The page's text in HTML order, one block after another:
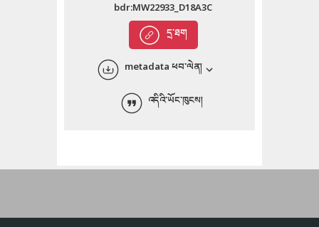
English
ភាសាខ្មែរ
དྲ་ཐག
bdr:MW22933_D18A3C
metadata ཕབ་ལེན།
འདིའི་ཡོང་ཁུངས།